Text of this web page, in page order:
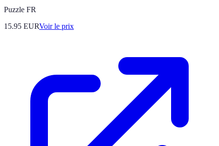
Puzzle FR
15.95 EURVoir le prix